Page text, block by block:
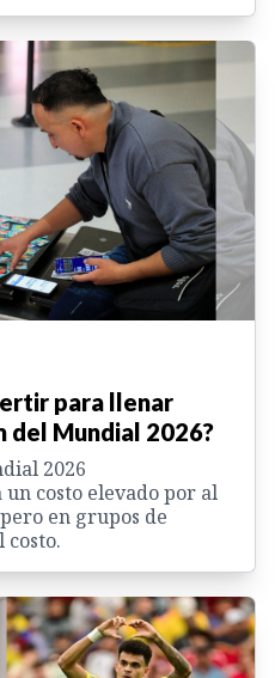
para llenar
Mundial 2026?
2026
costo elevado por al
en grupos de